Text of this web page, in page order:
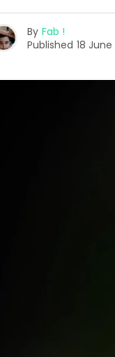
By Fab !
Published 18